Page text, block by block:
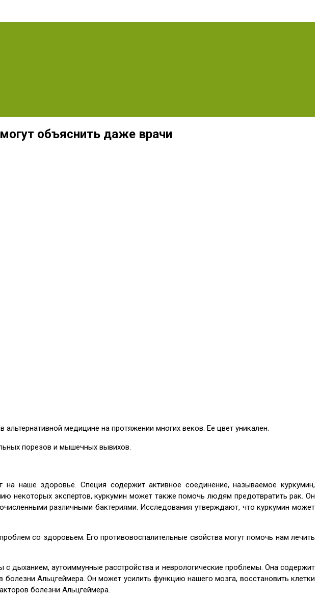
объяснить даже врачи
медицине на протяжении многих веков. Ее цвет уникален.
порезов и мышечных вывихов.
наше здоровье. Специя содержит активное соединение, называемое куркумин,
некоторых экспертов, куркумин может также помочь людям предотвратить рак. Он
различными бактериями. Исследования утверждают, что куркумин может
со здоровьем. Его противовоспалительные свойства могут помочь нам лечить
дыханием, аутоиммунные расстройства и неврологические проблемы. Она содержит
Альцгеймера. Он может усилить функцию нашего мозга, восстановить клетки
болезни Альцгеймера.